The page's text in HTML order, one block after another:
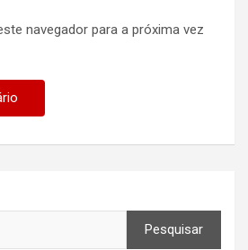
navegador para a próxima vez
Pesquisar